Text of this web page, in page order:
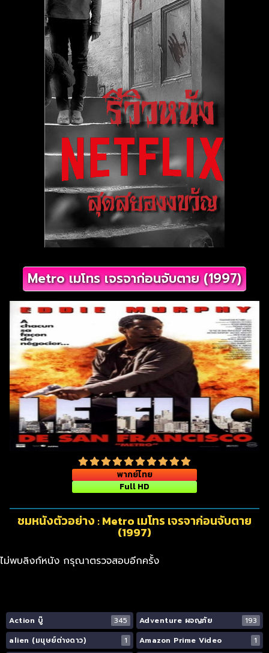
Metro เมโทร เจรจาก่อนจับตาย (1997)
พากย์ไทย
Full HD
ชมหนังตัวอย่าง : Metro เมโทร เจรจาก่อนจับตาย
(1997)
ไม่พบลิงก์หนัง กรุณาตรวจสอบอีกครั้ง
Action บู๊ 345 Adventure ผจญภัย
193
alien (มนุษย์ต่างดาว)
1 Amazon Prime Video 1